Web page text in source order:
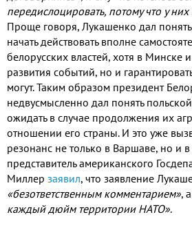
передислоцировать, потому что у
Проще говоря, Лукашенко дал понять
начать действовать вполне
белорусских властей, хотя в Минске
развития событий, но и
могут.Таким образом президент
недвусмысленно дал понять
ожидать в случае продолжения их
отношении его страны. И это уже
резонанс не только в Варшаве, но и
представитель американского
Миллер заявил, что заявление
«безответственным комментарием»,
каждый дюйм территории НАТО».